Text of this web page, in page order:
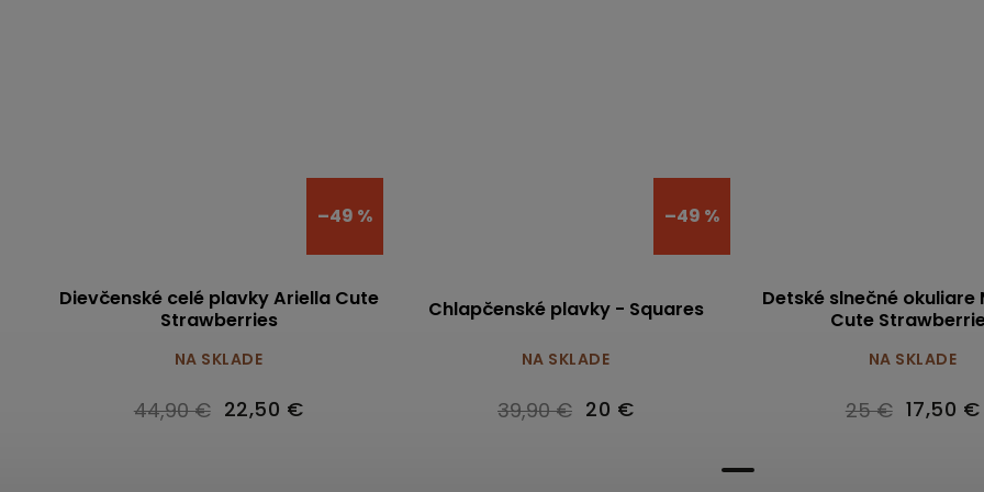
–49 %
Dievčenské celé plavky Ariella Cute
Strawberries
NA SKLADE
44,90 € 22,50 €
–49 %
Chlapčenské plavky - Squares
NA SKLADE
39,90 € 20 €
Detské slnečné okuliare
Cute
NA SKLADE
25 € 17,50 €